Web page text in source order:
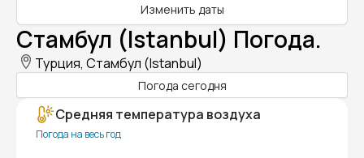
Изменить даты
Стамбул (Istanbul) Погода.
Турция, Стамбул (Istanbul)
Погода сегодня
Средняя температура воздуха
Погода на весь год